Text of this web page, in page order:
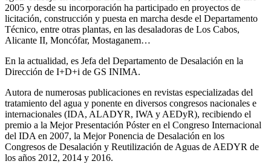
2005 y desde su incorporación ha participado en proyectos de
licitación, construcción y puesta en marcha desde el Departamento
Técnico, entre otras plantas, en las desaladoras de Los Cabos,
Alicante II, Moncófar, Mostaganem…
En la actualidad, es Jefa del Departamento de Desalación en la
Dirección de I+D+i de GS INIMA.
Autora de numerosas publicaciones en revistas especializadas del
tratamiento del agua y ponente en diversos congresos nacionales e
internacionales (IDA, ALADYR, IWA y AEDyR), recibiendo el
premio a la Mejor Presentación Póster en el Congreso Internacional
del IDA en 2007, la Mejor Ponencia de Desalación en los
Congresos de Desalación y Reutilización de Aguas de AEDYR de
los años 2012, 2014 y 2016.